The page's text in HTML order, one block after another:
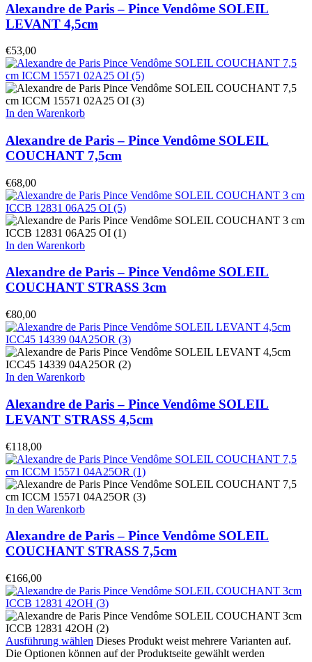
Alexandre de Paris – Pince Vendôme SOLEIL
LEVANT 4,5cm
€53,00
In den Warenkorb
Alexandre de Paris – Pince Vendôme SOLEIL
COUCHANT 7,5cm
€68,00
In den Warenkorb
Alexandre de Paris – Pince Vendôme SOLEIL
COUCHANT STRASS 3cm
€80,00
In den Warenkorb
Alexandre de Paris – Pince Vendôme SOLEIL
LEVANT STRASS 4,5cm
€118,00
In den Warenkorb
Alexandre de Paris – Pince Vendôme SOLEIL
COUCHANT STRASS 7,5cm
€166,00
Ausführung wählen Dieses Produkt weist mehrere Varianten auf.
Die Optionen können auf der Produktseite gewählt werden